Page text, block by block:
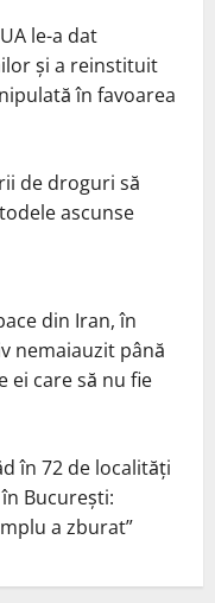
le-a dat
și a reinstituit
în favoarea
de droguri să
ascunse
din Iran, în
nemaiauzit până
ei care să nu fie
în 72 de localități
București:
a zburat”